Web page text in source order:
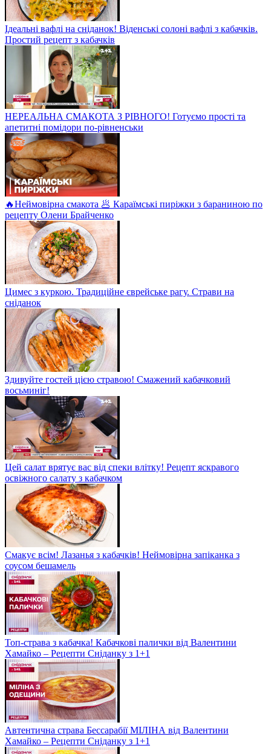
Ідеальні вафлі на сніданок! Віденські солоні вафлі з кабачків.
Простий рецепт з кабачків
НЕРЕАЛЬНА СМАКОТА З РІВНОГО! Готуємо прості та
апетитні помідори по-рівненськи
🔥Неймовірна смакота 🥟 Караїмські пиріжки з бараниною по
рецепту Олени Брайченко
Цимес з куркою. Традиційне єврейське рагу. Страви на
сніданок
Здивуйте гостей цією стравою! Смажений кабачковий
восьминіг!
Цей салат врятує вас від спеки влітку! Рецепт яскравого
освіжного салату з кабачком
Смакує всім! Лазанья з кабачків! Неймовірна запіканка з
соусом бешамель
Топ-страва з кабачка! Кабачкові палички від Валентини
Хамайко – Рецепти Сніданку з 1+1
Автентична страва Бессарабії МІЛІНА від Валентини
Хамайко – Рецепти Сніданку з 1+1